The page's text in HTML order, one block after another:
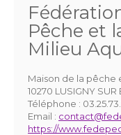
Pêche et
Milieu
Maison de la pêche
10270 LUSIGNY SUR
Téléphone :
Email :
https://